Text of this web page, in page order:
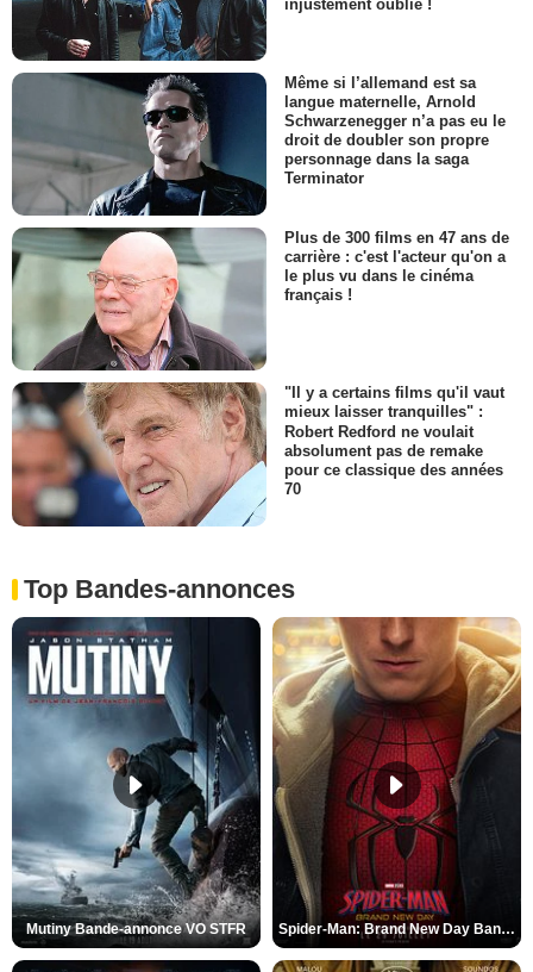
injustement oublié !
Même si l’allemand est sa
langue maternelle, Arnold
Schwarzenegger n’a pas eu le
droit de doubler son propre
personnage dans la saga
Terminator
Plus de 300 films en 47 ans de
carrière : c'est l'acteur qu'on a
le plus vu dans le cinéma
français !
"Il y a certains films qu'il vaut
mieux laisser tranquilles" :
Robert Redford ne voulait
absolument pas de remake
pour ce classique des années
70
Top Bandes-annonces
Mutiny Bande-annonce VO STFR Spider-Man: Brand New Day Bande-annonce VO STFR